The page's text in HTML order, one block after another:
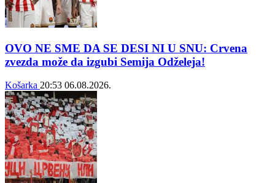
OVO NE SME DA SE DESI NI U SNU: Crvena
zvezda može da izgubi Semija Odželeja!
Košarka 20:53 06.08.2026.